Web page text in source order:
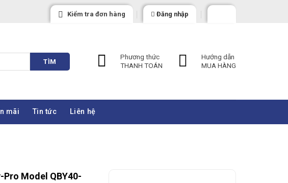
Kiểm tra đơn hàng Đăng nhập
TÌM
Phương thức
THANH TOÁN
Hướng dẫn
MUA HÀNG
mãi Tin tức Liên hệ
Pro Model QBY40-